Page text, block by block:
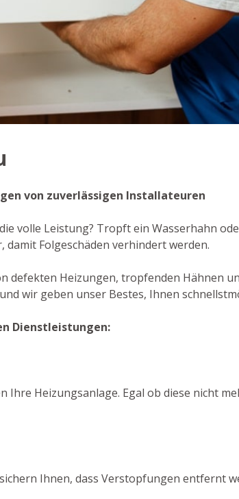
von zuverlässigen Installateuren
volle Leistung? Tropft ein Wasserhahn
Folgeschäden verhindert werden.
defekten Heizungen, tropfenden Hähnen
wir geben unser Bestes, Ihnen
Dienstleistungen:
Ihre Heizungsanlage. Egal ob diese nicht
Ihnen, dass Verstopfungen entfernt